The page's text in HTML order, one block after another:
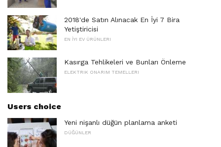
2018'de Satın Alınacak En İyi 7 Bira
Yetiştiricisi
EN İYI EV ÜRÜNLERI
Kasırga Tehlikeleri ve Bunları Önleme
ELEKTRIK ONARIM TEMELLERI
Users choice
Yeni nişanlı düğün planlama anketi
DÜĞÜNLER